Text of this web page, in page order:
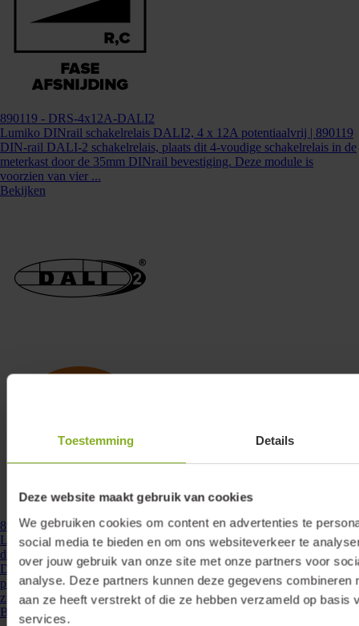
Toestemming Details
Deze website maakt gebruik van cookies
We gebruiken cookies om content en advertenties te
social media te bieden en om ons websiteverkeer te
over jouw gebruik van onze site met onze partners voor
analyse. Deze partners kunnen deze gegevens combineren
aan ze heeft verstrekt of die ze hebben verzameld op basis
services.
890119 - DRS-4x12A-DALI2
Lumiko DINrail schakelrelais DALI2, 4 x 12A potentiaalvrij | 890119
DIN-rail DALI-2 schakelrelais, plaats dit 4-voudige schakelrelais in de
meterkast door de 35mm DINrail bevestiging. Deze module is
voorzien van vier ...
Bekijken
890115 - DRD-PAF-ZG-200
Lumiko DINrail dimmer Zigbee, 200W LED, Fase afsnijding, Puls/
draadloos | 890115
Deze intelligente Zigbee dimmer is voor gebruik in de meterkast of
plaatsing op een DIN-rail. De dimmer kan bediend worden via het
zigbee protocol en daarmee ...
Bekijken